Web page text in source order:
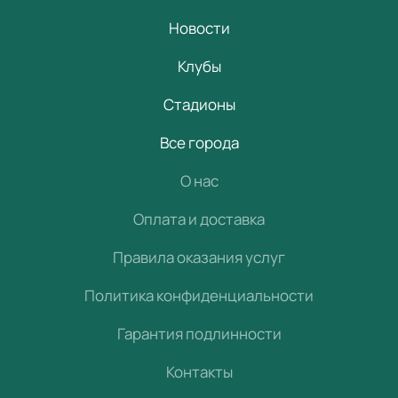
Новости
Клубы
Стадионы
Все города
О нас
Оплата и доставка
Правила оказания услуг
Политика конфиденциальности
Гарантия подлинности
Контакты